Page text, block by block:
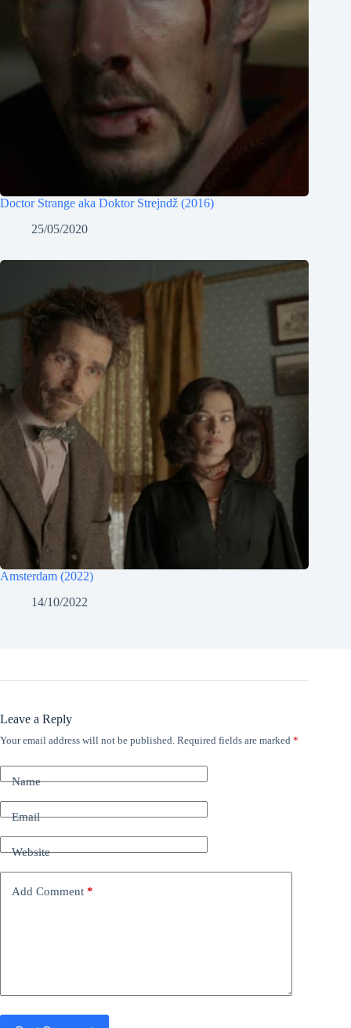
Doctor Strange aka Doktor Strejndž (2016)
25/05/2020
Amsterdam (2022)
14/10/2022
Leave a Reply
Your email address will not be published. Required fields are marked *
Name
Email
Website
Add Comment *